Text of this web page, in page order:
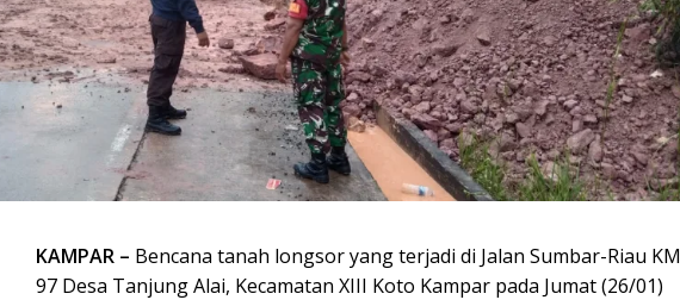
KAMPAR – Bencana tanah longsor yang terjadi di Jalan Sumbar-Riau KM
97 Desa Tanjung Alai, Kecamatan XIII Koto Kampar pada Jumat (26/01)